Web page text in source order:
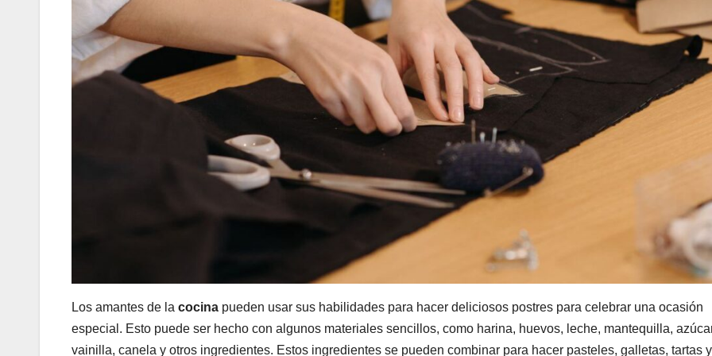
Los amantes de la cocina pueden usar sus habilidades para hacer deliciosos postres para celebrar una ocasión
especial. Esto puede ser hecho con algunos materiales sencillos, como harina, huevos, leche, mantequilla,
vainilla, canela y otros ingredientes. Estos ingredientes se pueden combinar para hacer pasteles, galletas, tartas y